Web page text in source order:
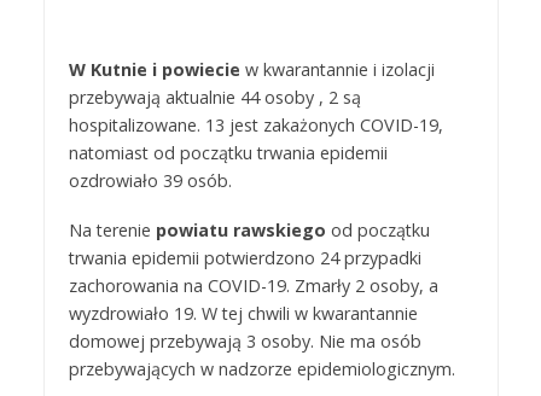
W Kutnie i powiecie w kwarantannie i izolacji
przebywają aktualnie 44 osoby , 2 są
hospitalizowane. 13 jest zakażonych COVID-19,
natomiast od początku trwania epidemii
ozdrowiało 39 osób.
Na terenie powiatu rawskiego od początku
trwania epidemii potwierdzono 24 przypadki
zachorowania na COVID-19. Zmarły 2 osoby, a
wyzdrowiało 19. W tej chwili w kwarantannie
domowej przebywają 3 osoby. Nie ma osób
przebywających w nadzorze epidemiologicznym.